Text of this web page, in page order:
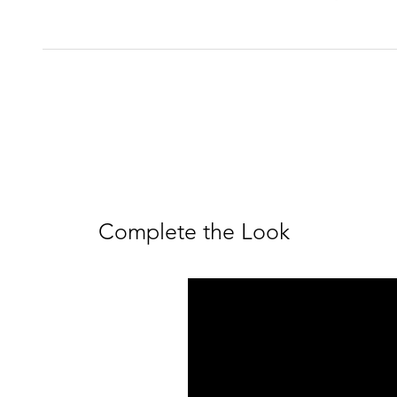
Complete the Look